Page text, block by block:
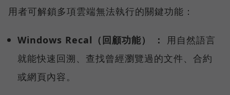
用者可解鎖多項雲端無法執行的關鍵功能：
Windows Recal（回顧功能） ：
用自然語言
就能快速回溯、查找曾經瀏覽過的文件、合約
或網頁內容。